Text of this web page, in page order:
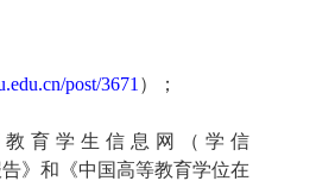
post/3671 ）；
育学生信息网（学信
》和《中国高等教育学位在